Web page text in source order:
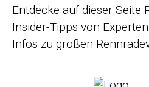
Entdecke auf dieser Seite
Insider-Tipps von
Infos zu großen